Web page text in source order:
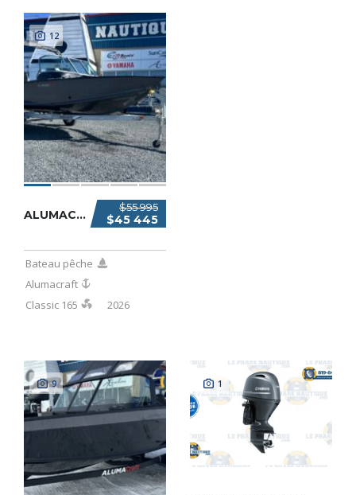
12
$55 995
$45 445
ALUMACRAFT CLASSIC 165 2026
Bateau pêche
Alumacraft
Classic 165
2026
9 1